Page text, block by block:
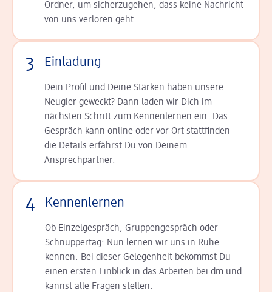
Ordner, um sicherzugehen, dass keine Nachricht
von uns verloren geht.
3 Einladung
Dein Profil und Deine Stär­ken haben unsere
Neugier geweckt? Dann laden wir Dich im
nächsten Schritt zum Kennen­lernen ein. Das
Gespräch kann online oder vor Ort statt­finden –
die Details er­fährst Du von Deinem
Ansprechpartner.
4 Kennenlernen
Ob Einzelgespräch, Grup­pen­gespräch oder
Schnup­per­tag: Nun lernen wir uns in Ruhe
kennen. Bei dieser Gelegenheit bekommst Du
einen ersten Einblick in das Arbeiten bei dm und
kannst alle Fragen stellen.